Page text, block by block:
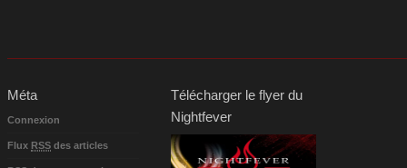
Méta
Connexion
Flux RSS des articles
Télécharger le flyer du
Nightfever